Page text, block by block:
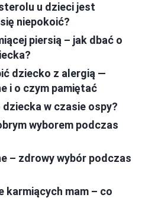
u dzieci jest
niepokoić?
piersią – jak dbać o
dziecko z alergią —
i o czym pamiętać
w czasie ospy?
wyborem podczas
– zdrowy wybór podczas
karmiących mam – co